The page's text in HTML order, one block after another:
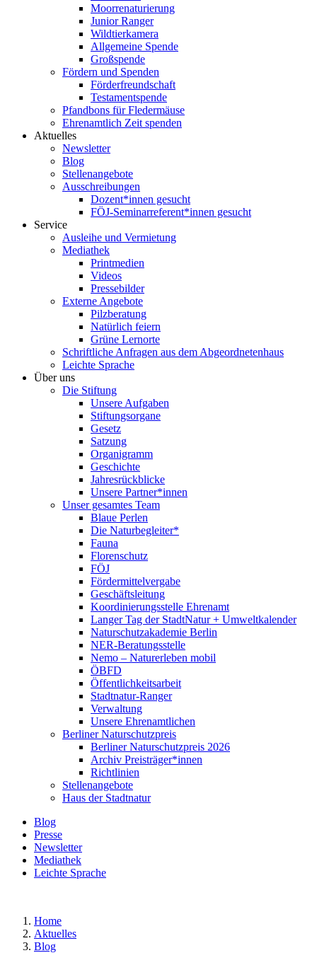
Moorrenaturierung
Junior Ranger
Wildtierkamera
Allgemeine Spende
Großspende
Fördern und Spenden
Förderfreundschaft
Testamentspende
Pfandbons für Fledermäuse
Ehrenamtlich Zeit spenden
Aktuelles
Newsletter
Blog
Stellenangebote
Ausschreibungen
Dozent*innen gesucht
FÖJ-Seminarreferent*innen gesucht
Service
Ausleihe und Vermietung
Mediathek
Printmedien
Videos
Pressebilder
Externe Angebote
Pilzberatung
Natürlich feiern
Grüne Lernorte
Schriftliche Anfragen aus dem Abgeordnetenhaus
Leichte Sprache
Über uns
Die Stiftung
Unsere Aufgaben
Stiftungsorgane
Gesetz
Satzung
Organigramm
Geschichte
Jahresrückblicke
Unsere Partner*innen
Unser gesamtes Team
Blaue Perlen
Die Naturbegleiter*
Fauna
Florenschutz
FÖJ
Fördermittelvergabe
Geschäftsleitung
Koordinierungsstelle Ehrenamt
Langer Tag der StadtNatur + Umweltkalender
Naturschutzakademie Berlin
NER-Beratungsstelle
Nemo – Naturerleben mobil
ÖBFD
Öffentlichkeitsarbeit
Stadtnatur-Ranger
Verwaltung
Unsere Ehrenamtlichen
Berliner Naturschutzpreis
Berliner Naturschutzpreis 2026
Archiv Preisträger*innen
Richtlinien
Stellenangebote
Haus der Stadtnatur
Blog
Presse
Newsletter
Mediathek
Leichte Sprache
Home
Aktuelles
Blog